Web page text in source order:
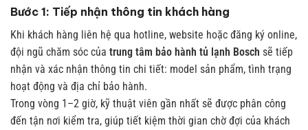
Bước 1: Tiếp nhận thông tin khách hàng
Khi khách hàng liên hệ qua hotline, website hoặc đăng ký online,
đội ngũ chăm sóc của trung tâm bảo hành tủ lạnh Bosch sẽ tiếp
nhận và xác nhận thông tin chi tiết: model sản phẩm, tình trạng
hoạt động và địa chỉ bảo hành.
Trong vòng 1–2 giờ, kỹ thuật viên gần nhất sẽ được phân công
đến tận nơi kiểm tra, giúp tiết kiệm thời gian chờ đợi của khách